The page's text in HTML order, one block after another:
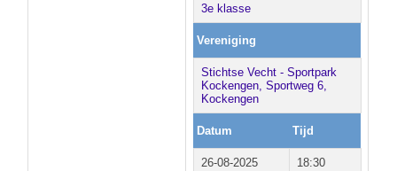
3e klasse
Vereniging
Stichtse Vecht - Sportpark
Kockengen, Sportweg 6,
Kockengen
Datum Tijd
26-08-2025 18:30